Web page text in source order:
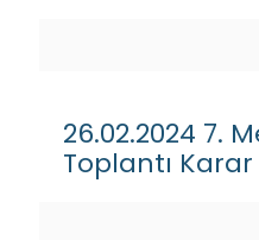
26.02.2024 7.
Toplantı